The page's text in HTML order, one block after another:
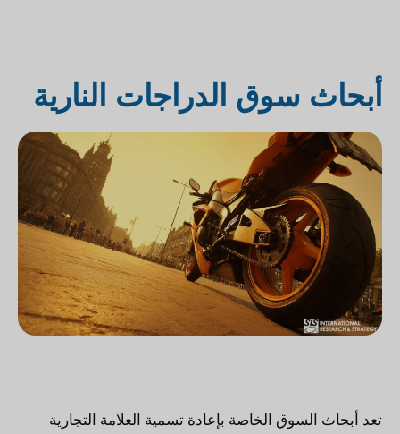
أبحاث سوق الدراجات النارية
تعد أبحاث السوق الخاصة بإعادة تسمية العلامة التجارية